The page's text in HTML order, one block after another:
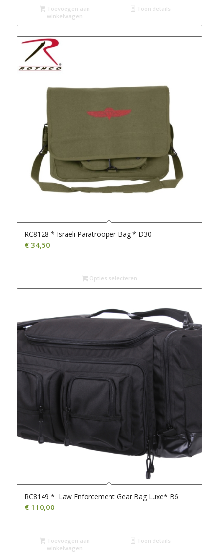
Toevoegen aan
winkelwagen
Toon details
RC8128 * Israeli Paratrooper Bag * D30
€34,50
Opties selecteren
RC8149 * Law Enforcement Gear Bag Luxe* B6
€110,00
Toevoegen aan
winkelwagen
Toon details